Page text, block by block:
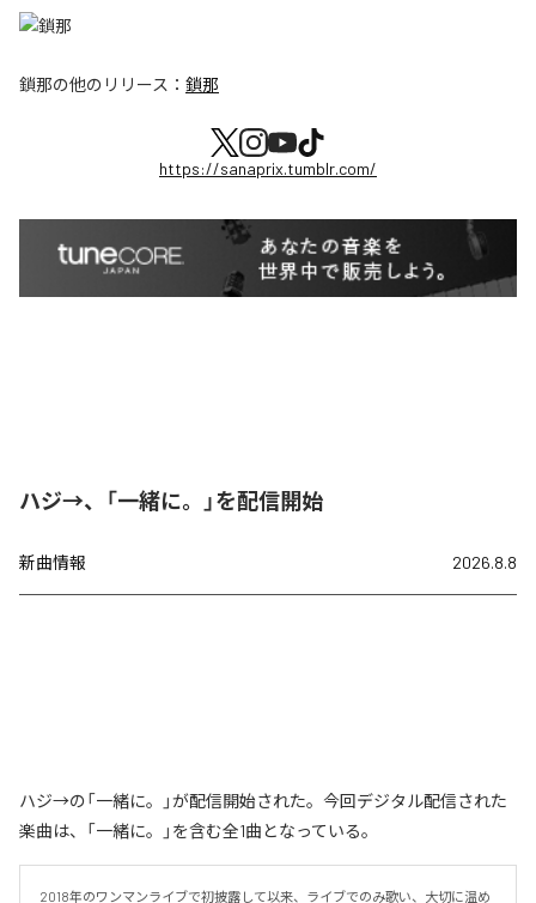
鎖那の他のリリース： 鎖那
https://sanaprix.tumblr.com/
ハジ→、「一緒に。」を配信開始
新曲情報 2026.8.8
ハジ→の「一緒に。」が配信開始された。今回デジタル配信された
楽曲は、「一緒に。」を含む全1曲となっている。
2018年のワンマンライブで初披露して以来、ライブでのみ歌い、大切に温め